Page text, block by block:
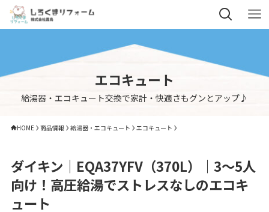
エコキュート
給湯器・エコキュート交換で家計・快適さもグンとアップ♪
HOME 商品情報 給湯器・エコキュート エコキュート
ダイキン｜EQA37YFV（370L）｜3～5人
向け！高圧給湯でストレスなしのエコキ
ュート